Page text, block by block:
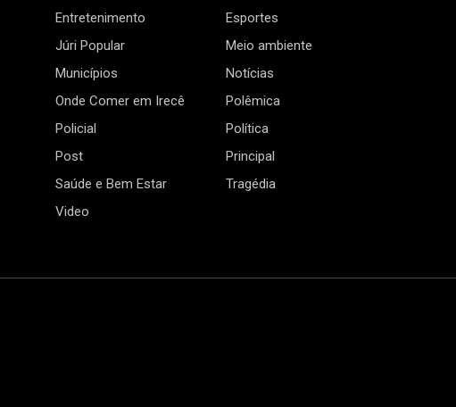
Entretenimento
Esportes
Júri Popular
Meio ambiente
Municípios
Notícias
Onde Comer em Irecê
Polêmica
Policial
Política
Post
Principal
Saúde e Bem Estar
Tragédia
Video